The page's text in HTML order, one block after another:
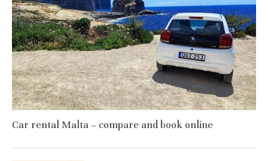
Car rental Malta – compare and book online